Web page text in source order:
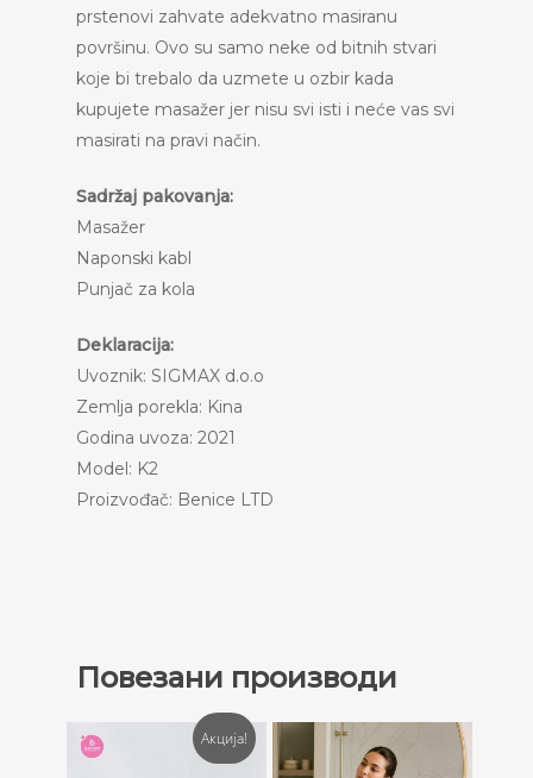
prstenovi zahvate adekvatno masiranu
površinu. Ovo su samo neke od bitnih stvari
koje bi trebalo da uzmete u ozbir kada
kupujete masažer jer nisu svi isti i neće vas svi
masirati na pravi način.
Sadržaj pakovanja:
Masažer
Naponski kabl
Punjač za kola
Deklaracija:
Uvoznik: SIGMAX d.o.o
Zemlja porekla: Kina
Godina uvoza: 2021
Model: K2
Proizvođač: Benice LTD
Повезани производи
Акција!